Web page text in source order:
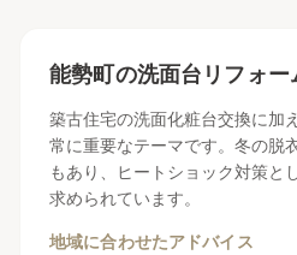
能勢町 の洗面台リフォー
築古住宅の洗面化粧台交換に加
常に重要なテーマです。冬の脱
もあり、ヒートショック対策と
求められています。
地域に合わせたアドバイス